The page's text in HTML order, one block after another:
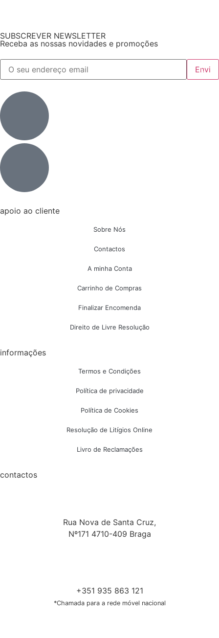
SUBSCREVER NEWSLETTER
Receba as nossas novidades e promoções
apoio ao cliente
Sobre Nós
Contactos
A minha Conta
Carrinho de Compras
Finalizar Encomenda
Direito de Livre Resolução
informações
Termos e Condições
Política de privacidade
Política de Cookies
Resolução de Litígios Online
Livro de Reclamações
contactos
Rua Nova de Santa Cruz,
Nº171 4710-409 Braga
+351 935 863 121
*Chamada para a rede móvel nacional